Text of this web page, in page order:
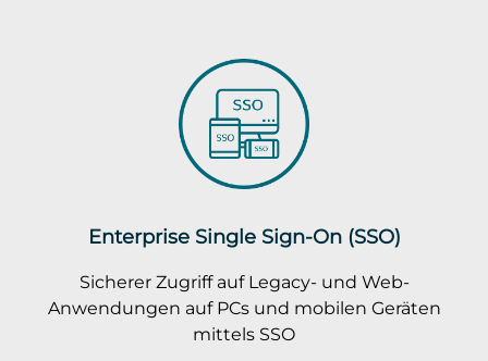
Enterprise Single Sign-On (SSO)
Sicherer Zugriff auf Legacy- und Web-
Anwendungen auf PCs und mobilen Geräten
mittels SSO